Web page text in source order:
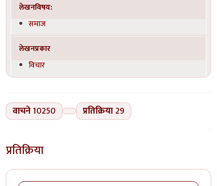
लेखनविषय:
समाज
लेखनप्रकार
विचार
वाचने10250 प्रतिक्रिया 29
प्रतिक्रिया